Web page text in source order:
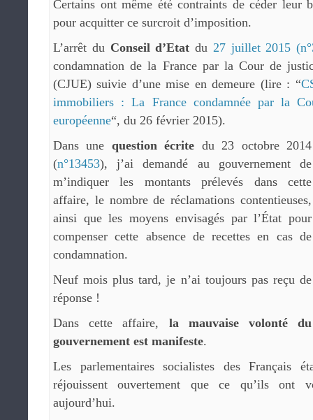
Certains ont même été contraints de céder leur
pour acquitter ce surcroit d’imposition.
L’arrêt du Conseil d’Etat du 27 juillet 2015
condamnation de la France par la Cour de
(CJUE) suivie d’une mise en demeure (lire : “
immobiliers : La France condamnée par la
européenne“, du 26 février 2015).
Dans une question écrite du 23 octobre 2014
(n°13453), j’ai demandé au gouvernement de
m’indiquer les montants prélevés dans cette
affaire, le nombre de réclamations contentieuses,
ainsi que les moyens envisagés par l’État pour
compenser cette absence de recettes en cas de
condamnation.
Neuf mois plus tard, je n’ai toujours pas reçu de
réponse !
Dans cette affaire, la mauvaise volonté du
gouvernement est manifeste.
Les parlementaires socialistes des Français
réjouissent ouvertement que ce qu’ils ont
aujourd’hui.